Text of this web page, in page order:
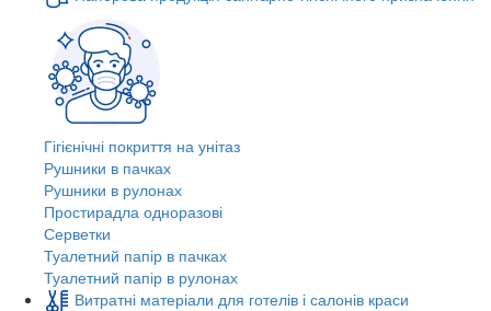
Гігієнічні покриття на унітаз
Рушники в пачках
Рушники в рулонах
Простирадла одноразові
Серветки
Туалетний папір в пачках
Туалетний папір в рулонах
Витратні матеріали для готелів і салонів краси